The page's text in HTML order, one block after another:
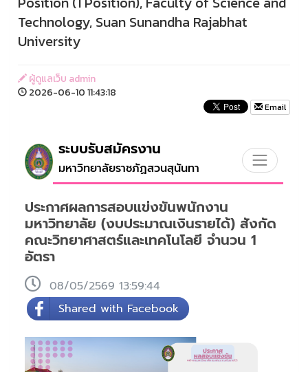
Technology, Suan Sunandha Rajabhat
University
ผู้ดูแลเว็บ admin
2026-06-10 11:43:18
Email